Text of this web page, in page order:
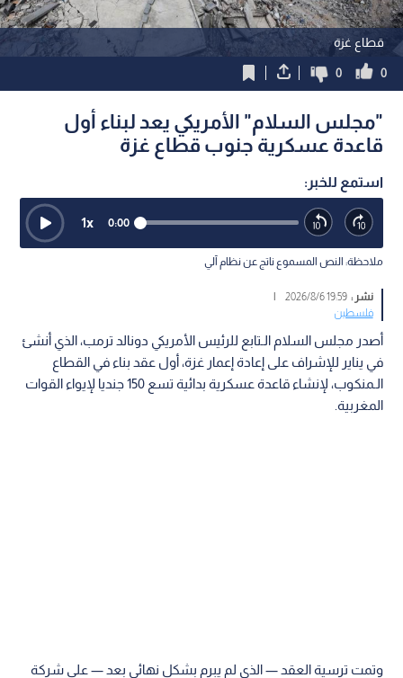
قطاع غزة
0
0
"مجلس السلام" الأمريكي يعد لبناء أول
قاعدة عسكرية جنوب قطاع غزة
استمع للخبر:
0:00
1x
ملاحظة: النص المسموع ناتج عن نظام آلي
نشر :19:59 2026/8/6
|
فلسطين
أصدر مجلس السلام الـتابع للرئيس الأمريكي دونالد ترمب، الذي أنشئ
في يناير للإشراف على إعادة إعمار غزة، أول عقد بناء في القطاع
الـمنكوب، لإنشاء قاعدة عسكرية بدائية تسع 150 جنديا لإيواء القوات
المغربية.
وتمت ترسية العقد — الذي لم يبرم بشكل نهائي بعد — على شركة